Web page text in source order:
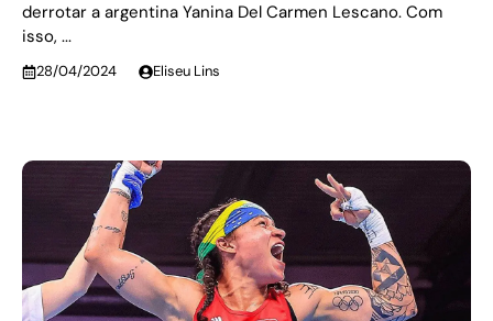
derrotar a argentina Yanina Del Carmen Lescano. Com
isso, ...
28/04/2024 Eliseu Lins